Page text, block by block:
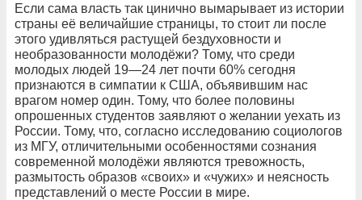
Если сама власть так цинично вымарывает из истории
страны её величайшие страницы, то стоит ли после
этого удивляться растущей бездуховности и
необразованности молодёжи? Тому, что среди
молодых людей 19—24 лет почти 60% сегодня
признаются в симпатии к США, объявившим нас
врагом номер один. Тому, что более половины
опрошенных студентов заявляют о желании уехать из
России. Тому, что, согласно исследованию социологов
из МГУ, отличительными особенностями сознания
современной молодёжи являются тревожность,
размытость образов «своих» и «чужих» и неясность
представлений о месте России в мире.